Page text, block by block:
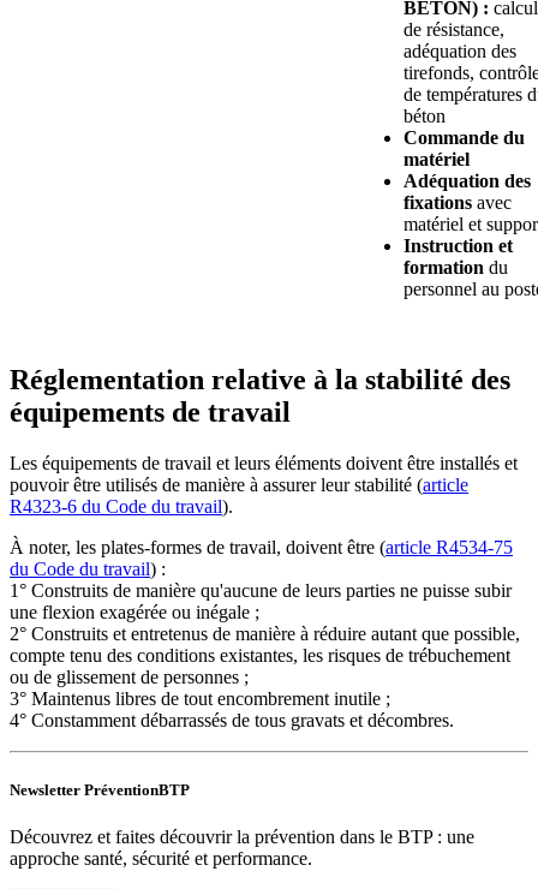
BÉTON) : calcul
de résistance,
adéquation des
tirefonds,
de températures
béton
Commande du
matériel
Adéquation des
fixations avec
matériel et
Instruction et
formation du
personnel au
Réglementation relative à la stabilité des
équipements de travail
Les équipements de travail et leurs éléments doivent être installés et
pouvoir être utilisés de manière à assurer leur stabilité (article
R4323-6 du Code du travail).
À noter, les plates-formes de travail, doivent être (article R4534-75
du Code du travail) :
1° Construits de manière qu'aucune de leurs parties ne puisse subir
une flexion exagérée ou inégale ;
2° Construits et entretenus de manière à réduire autant que possible,
compte tenu des conditions existantes, les risques de trébuchement
ou de glissement de personnes ;
3° Maintenus libres de tout encombrement inutile ;
4° Constamment débarrassés de tous gravats et décombres.
Newsletter PréventionBTP
Découvrez et faites découvrir la prévention dans le BTP : une
approche santé, sécurité et performance.